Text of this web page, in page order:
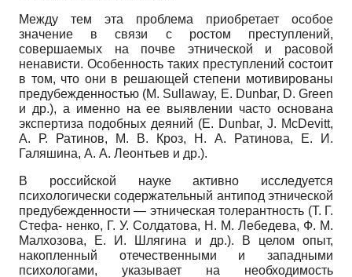
Между тем эта проблема приобретает особое
значение в связи с ростом преступлений,
совершаемых на почве этнической и расовой
ненависти. Особенность таких преступлений состоит
в том, что они в решающей степени мотивированы
предубежденностью (M. Sullaway, E. Dunbar, D. Green
и др.), а именно на ее выявлении часто основана
экспертиза подобных деяний (E. Dunbar, J. McDevitt,
А. Р. Ратинов, М. В. Кроз, Н. А. Ратинова, Е. И.
Галяшина, А. А. Леонтьев и др.).
В российской науке активно исследуется
психологически содержательный антипод этнической
предубежденности — этническая толерантность (Т. Г.
Стефа- ненко, Г. У. Солдатова, Н. М. Лебедева, Ф. М.
Малхозова, Е. И. Шлягина и др.). В целом опыт,
накопленный отечественными и западными
психологами, указывает на необходимость